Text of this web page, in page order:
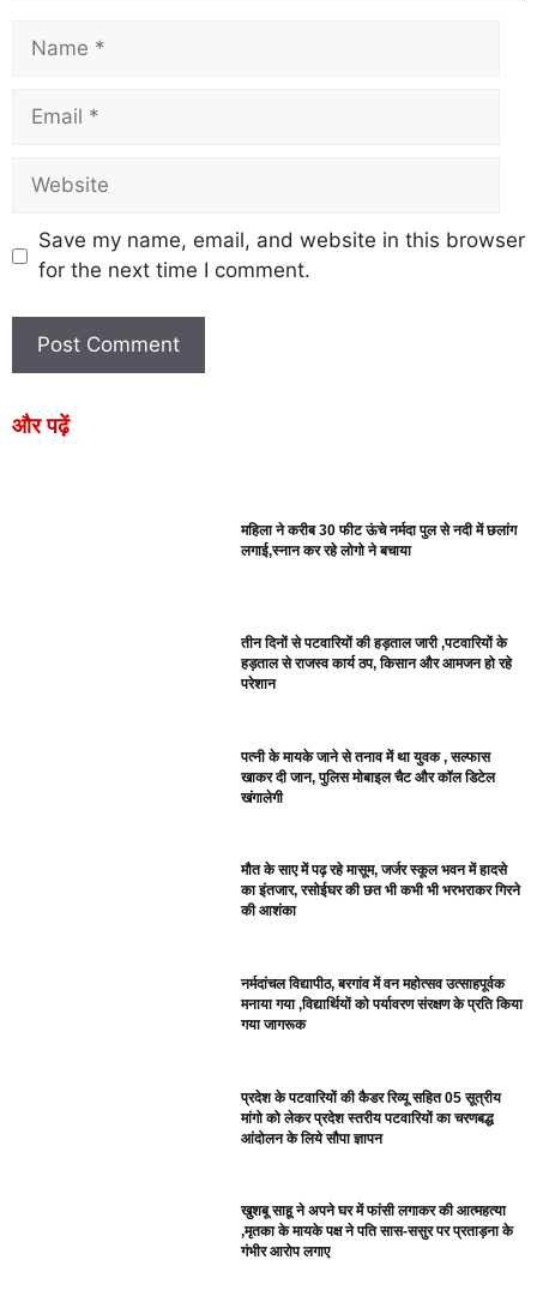
Save my name, email, and website in this browser
for the next time I comment.
और पढ़ें
महिला ने करीब 30 फीट ऊंचे नर्मदा पुल से नदी में छलांग
लगाई,स्नान कर रहे लोगो ने बचाया
तीन दिनों से पटवारियों की हड़ताल जारी ,पटवारियों के
हड़ताल से राजस्व कार्य ठप, किसान और आमजन हो रहे
परेशान
पत्नी के मायके जाने से तनाव में था युवक , सल्फास
खाकर दी जान, पुलिस मोबाइल चैट और कॉल डिटेल
खंगालेगी
मौत के साए में पढ़ रहे मासूम, जर्जर स्कूल भवन में हादसे
का इंतजार, रसोईघर की छत भी कभी भी भरभराकर गिरने
की आशंका
नर्मदांचल विद्यापीठ, बरगांव में वन महोत्सव उत्साहपूर्वक
मनाया गया ,विद्यार्थियों को पर्यावरण संरक्षण के प्रति किया
गया जागरूक
प्रदेश के पटवारियों की कैडर रिव्यू सहित 05 सूत्रीय
मांगो को लेकर प्रदेश स्तरीय पटवारियों का चरणबद्ध
आंदोलन के लिये सौपा ज्ञापन
खुशबू साहू ने अपने घर में फांसी लगाकर की आत्महत्या
,मृतका के मायके पक्ष ने पति सास-ससुर पर प्रताड़ना के
गंभीर आरोप लगाए